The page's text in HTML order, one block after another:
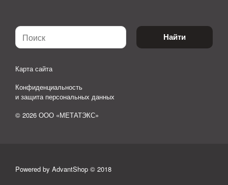
Найти
Карта сайта
Конфиденциальность
и защита персональных данных
© 2026 ООО «МЕТАТЭКС»
Powered by AdvantShop © 2018